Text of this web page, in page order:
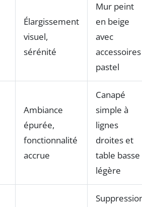
Élargissement
visuel,
sérénité
Mur peint
en beige
avec
accessoires
pastel
Ambiance
épurée,
fonctionnalité
accrue
Canapé
simple à
lignes
droites et
table basse
légère